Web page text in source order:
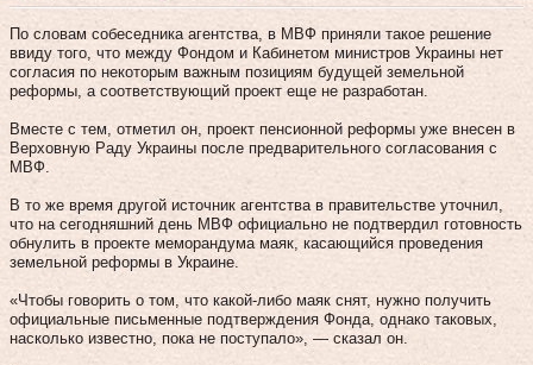
По словам собеседника агентства, в МВФ приняли такое решение
ввиду того, что между Фондом и Кабинетом министров Украины нет
согласия по некоторым важным позициям будущей земельной
реформы, а соответствующий проект еще не разработан.
Вместе с тем, отметил он, проект пенсионной реформы уже внесен в
Верховную Раду Украины после предварительного согласования с
МВФ.
В то же время другой источник агентства в правительстве уточнил,
что на сегодняшний день МВФ официально не подтвердил готовность
обнулить в проекте меморандума маяк, касающийся проведения
земельной реформы в Украине.
«Чтобы говорить о том, что какой-либо маяк снят, нужно получить
официальные письменные подтверждения Фонда, однако таковых,
насколько известно, пока не поступало», — сказал он.